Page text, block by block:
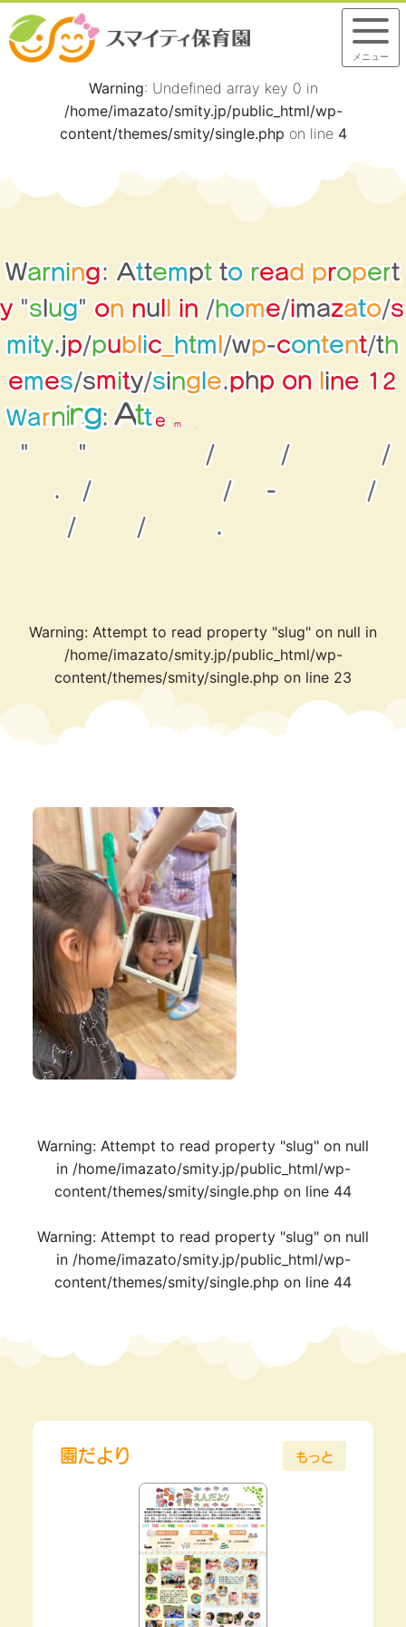
Warning: Undefined array key 0 in
/home/imazato/smity.jp/public_html/wp-
content/themes/smity/single.php on line 4
Warning:Attempt to read propert
y"s ug"on nu in/home/imazato/s
mity.jp/pu bl ic_ html /wp-content/t h
emes/smity/sing e.php on ine 12
Warni ng:Atte m
" " / /
/
.
/ / -
/
/
/ .
Warning: Attempt to read property "slug" on null in
/home/imazato/smity.jp/public_html/wp-
content/themes/smity/single.php on line 23
Warning: Attempt to read property "slug" on null
in /home/imazato/smity.jp/public_html/wp-
content/themes/smity/single.php on line 44
Warning: Attempt to read property "slug" on null
in /home/imazato/smity.jp/public_html/wp-
content/themes/smity/single.php on line 44
園だより もっと
メニュー